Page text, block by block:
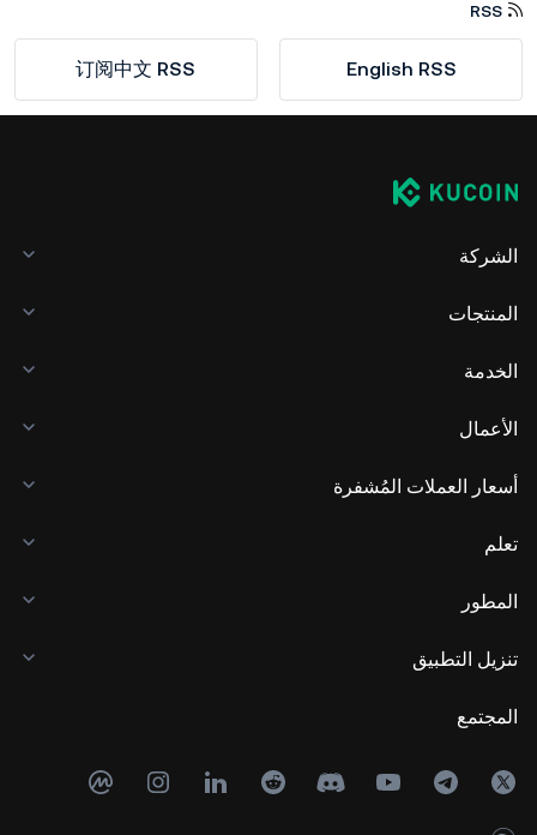
RSS
English RSS
订阅中文 RSS
الشركة
المنتجات
الخدمة
الأعمال
أسعار العملات المُشفرة
تعلم
المطور
تنزيل التطبيق
المجتمع